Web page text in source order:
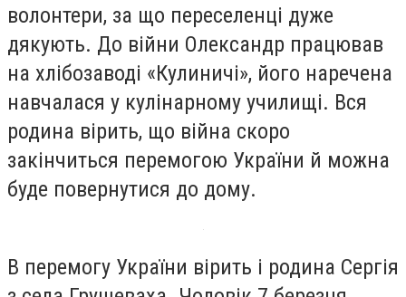
волонтери, за що переселенці дуже
дякують. До війни Олександр працював
на хлібозаводі «Кулиничі», його наречена
навчалася у кулінарному училищі. Вся
родина вірить, що війна скоро
закінчиться перемогою України й можна
буде повернутися до дому.
В перемогу України вірить і родина Сергія